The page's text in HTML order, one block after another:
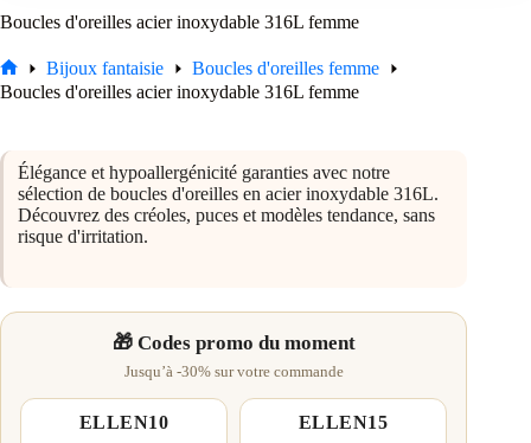
Boucles d'oreilles acier inoxydable 316L femme
Accueil
Bijoux fantaisie
Boucles d'oreilles femme
Boucles d'oreilles acier inoxydable 316L femme
Élégance et hypoallergénicité garanties avec notre
sélection de boucles d'oreilles en acier inoxydable 316L.
Découvrez des créoles, puces et modèles tendance, sans
risque d'irritation.
🎁 Codes promo du moment
Jusqu’à -30% sur votre commande
ELLEN10 ELLEN15